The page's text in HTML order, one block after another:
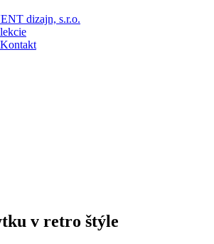
dizajn, s.r.o.
Kontakt
v retro štýle